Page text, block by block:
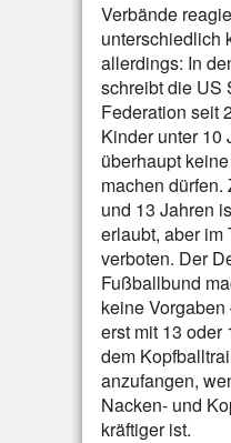
Verbände
unterschiedlich
allerdings: In
schreibt die US
Federation seit
Kinder unter 10
überhaupt
machen dürfen.
und 13 Jahren
erlaubt, aber im
verboten. Der
Fußballbund
keine Vorgaben
erst mit 13 oder
dem
anzufangen,
Nacken- und
kräftiger ist.